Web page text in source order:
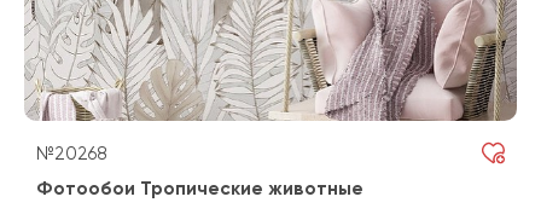
№20268
Фотообои Тропические животные